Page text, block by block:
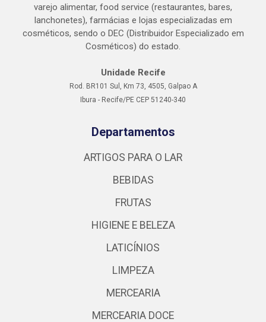
varejo alimentar, food service (restaurantes, bares,
lanchonetes), farmácias e lojas especializadas em
cosméticos, sendo o DEC (Distribuidor Especializado em
Cosméticos) do estado.
Unidade Recife
Rod. BR101 Sul, Km 73, 4505, Galpao A
Ibura - Recife/PE CEP 51240-340
Departamentos
ARTIGOS PARA O LAR
BEBIDAS
FRUTAS
HIGIENE E BELEZA
LATICÍNIOS
LIMPEZA
MERCEARIA
MERCEARIA DOCE